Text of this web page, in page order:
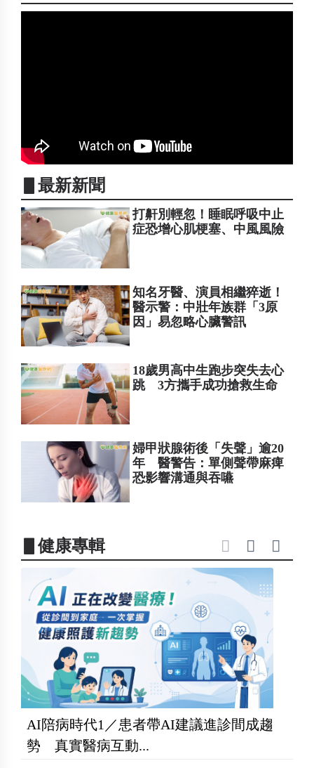
▋最新新聞
打鼾別輕忽！睡眠呼吸中止
症恐增心肌梗塞、中風風險
知名牙醫、演員相繼猝逝！
醫示警：中壯年族群「3原
因」易忽略心臟警訊
18歲男高中生跑步突失去心
跳 3方攜手成功搶救生命
婦甲狀腺術後「失聲」逾20
年 醫警告：單側聲帶麻痺
恐影響溝通與吞嚥
▋健康專輯
AI陪病時代1／患者帶AI建議進診間成趨
勢 真實醫病互動...